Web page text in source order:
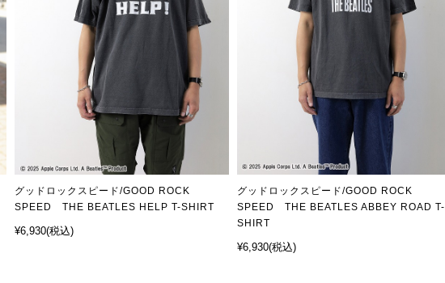
グッドロックスピード/GOOD ROCK
SPEED THE BEATLES HELP T-SHIRT
¥6,930(税込)
グッドロックスピード/GOOD ROCK
SPEED THE BEATLES ABBEY ROAD T-
SHIRT
¥6,930(税込)